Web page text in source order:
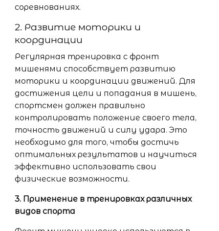
соревнованиях.
2. Развитие моторики и
координации
Регулярная тренировка с фронт
мишенями способствует развитию
моторики и координации движений. Для
достижения цели и попадания в мишень,
спортсмен должен правильно
контролировать положение своего тела,
точность движений и силу удара. Это
необходимо для того, чтобы достичь
оптимальных результатов и научиться
эффективно использовать свои
физические возможности.
3. Применение в тренировках различных
видов спорта